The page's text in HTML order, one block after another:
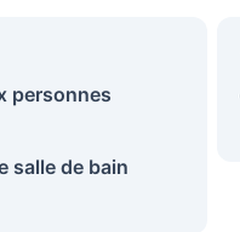
personnes
salle de bain